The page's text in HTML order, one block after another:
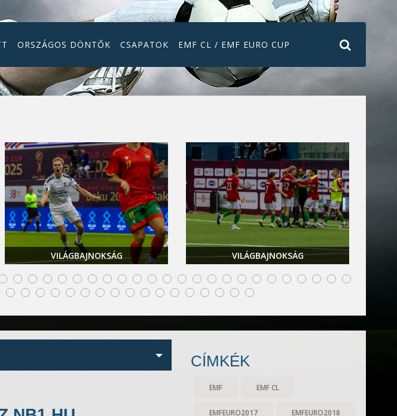
ORSZÁGOS DÖNTŐK CSAPATOK EMF CL / EMF EURO CUP
VILÁGBAJNOKSÁG VILÁGBAJNOKSÁG
CÍMKÉK
EMF EMF CL
EMFEURO2017 EMFEURO2018